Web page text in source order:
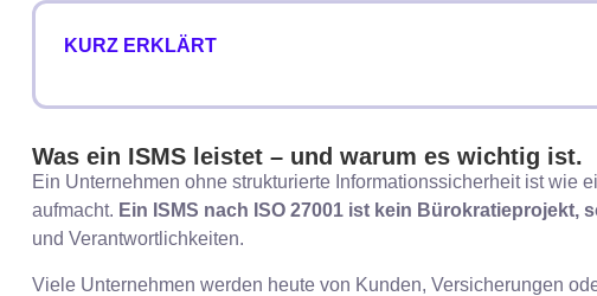
KURZ ERKLÄRT
Was ein ISMS leistet – und warum es wichtig ist.
Ein Unternehmen ohne strukturierte Informationssicherheit ist wie
aufmacht. Ein ISMS nach ISO 27001 ist kein Bürokratieprojekt,
und Verantwortlichkeiten.
Viele Unternehmen werden heute von Kunden, Versicherungen